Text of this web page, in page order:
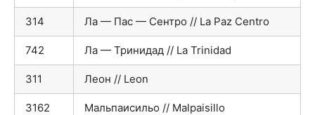
314 Ла — Пас — Сентро // La Paz Centro
742 Ла — Тринидад // La Trinidad
311 Леон // Leon
3162 Мальпаисильо // Malpaisillo